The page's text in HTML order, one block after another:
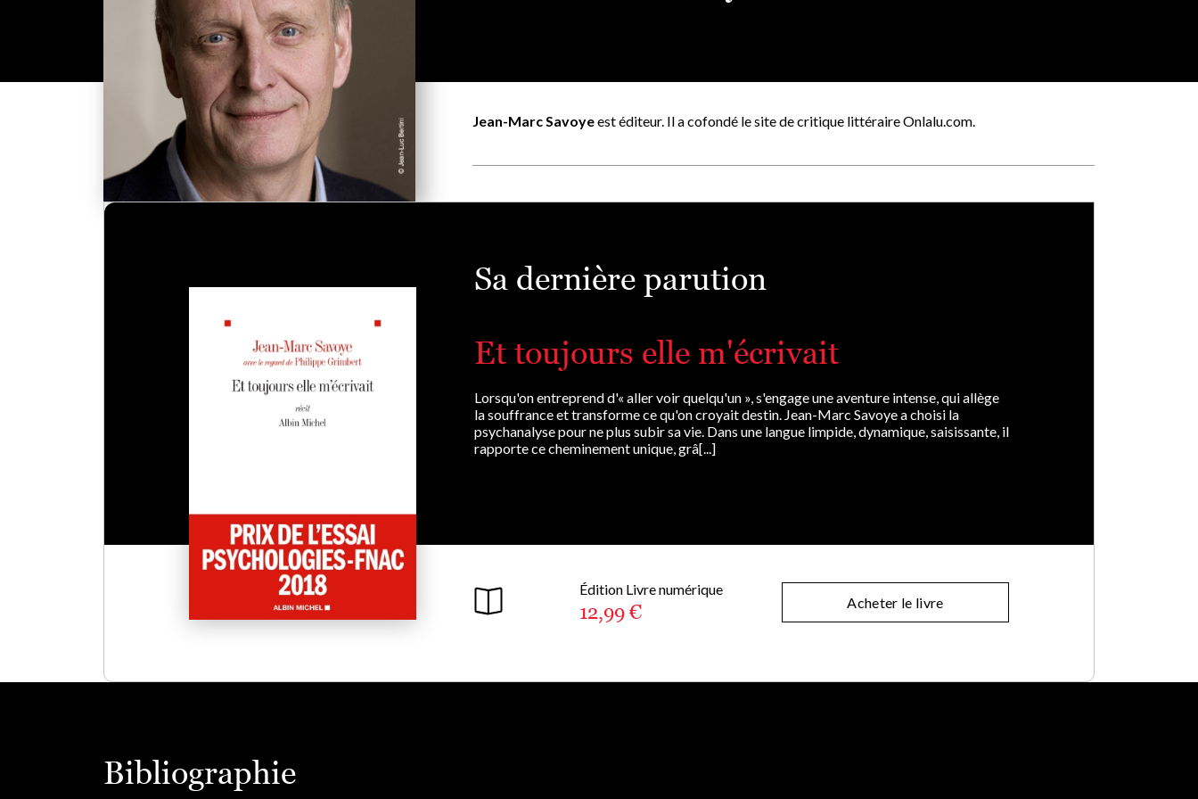
Jean-Marc Savoyeest éditeur. Il a cofondé le site de critique littéraire Onlalu.com.
Sa dernière parution
Et toujours elle m'écrivait
Lorsqu'on entreprend d'« aller voir quelqu'un », s'engage une aventure intense, qui allège
la souffrance et transforme ce qu'on croyait destin. Jean-Marc Savoye a choisi la
psychanalyse pour ne plus subir sa vie. Dans une langue limpide, dynamique, saisissante, il
rapporte ce cheminement unique, grâ[...]
Édition Livre numérique
12,99 € Acheter le livre
Bibliographie